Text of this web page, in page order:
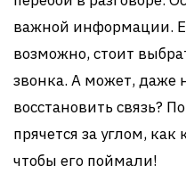
важной информации.
возможно, стоит
звонка. А может, даже
восстановить связь?
прячется за углом,
чтобы его поймали!